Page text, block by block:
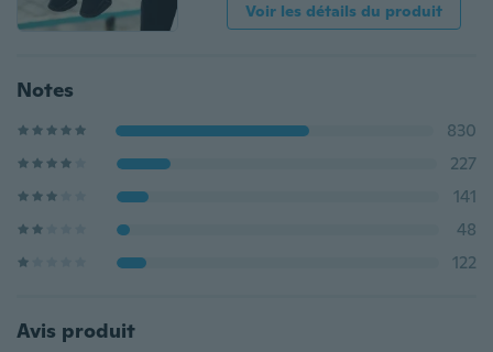
Voir les détails du produit
Notes
830
227
141
48
122
Avis produit